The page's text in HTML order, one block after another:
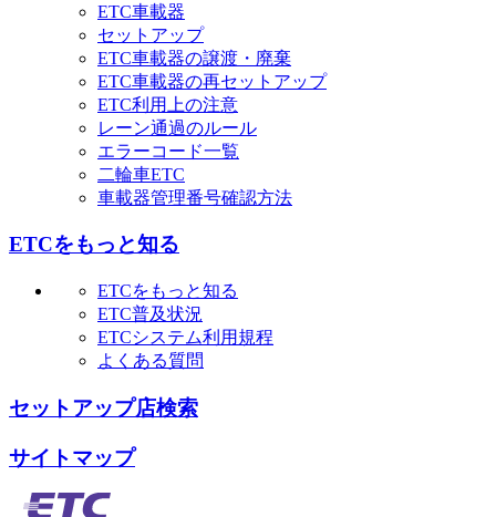
ETC車載器
セットアップ
ETC車載器の譲渡・廃棄
ETC車載器の再セットアップ
ETC利用上の注意
レーン通過のルール
エラーコード一覧
二輪車ETC
車載器管理番号確認方法
ETCをもっと知る
ETCをもっと知る
ETC普及状況
ETCシステム利用規程
よくある質問
セットアップ店検索
サイトマップ